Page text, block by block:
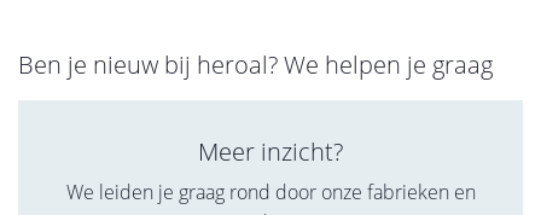
Ben je nieuw bij heroal? We helpen je graag
Meer inzicht?
We leiden je graag rond door onze fabrieken en